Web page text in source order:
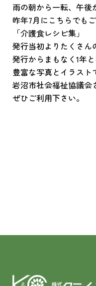
雨の朝から一転、午後
昨年7月にこちらでも
「介護食レシピ集」
発行当初よりたくさん
発行からまもなく1年
豊富な写真とイラスト
岩沼市社会福祉協議会
ぜひご利用下さい。